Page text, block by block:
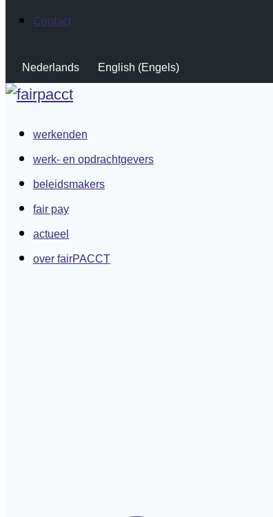
Contact
Nederlands English (Engels)
werkenden
werk- en opdrachtgevers
beleidsmakers
fair pay
actueel
over fairPACCT